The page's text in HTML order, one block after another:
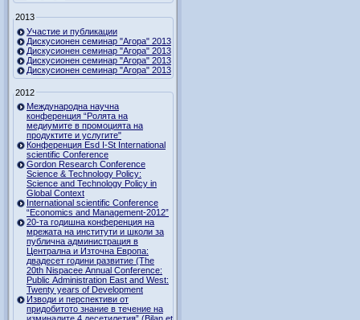
2013
Участие и публикации
Дискусионен семинар "Агора" 2013
Дискусионен семинар "Агора" 2013
Дискусионен семинар "Агора" 2013
Дискусионен семинар "Агора" 2013
2012
Международна научна
конференция “Ролята на
медиумите в промоцията на
продуктите и услугите"
Конференция Esd I-St International
scientific Conference
Gordon Research Сonference
Science & Technology Policy:
Science and Technology Policy in
Global Context
International scientific Conference
“Economics and Management-2012”
20-та годишна конференция на
мрежата на институти и школи за
публична администрация в
Централна и Източна Европа:
двадесет години развитие (The
20th Nispacee Annual Conference:
Public Administration East and West:
Twenty years of Development
Изводи и перспективи от
придобитото знание в течение на